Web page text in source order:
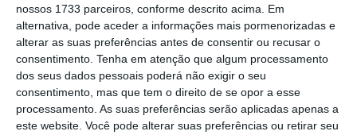
nossos 1733 parceiros, conforme descrito acima. Em
alternativa, pode aceder a informações mais pormenorizadas e
alterar as suas preferências antes de consentir ou recusar o
consentimento. Tenha em atenção que algum processamento
dos seus dados pessoais poderá não exigir o seu
consentimento, mas que tem o direito de se opor a esse
processamento. As suas preferências serão aplicadas apenas a
este website. Você pode alterar suas preferências ou retirar seu
Crescimento. Em causa estão duas metas:
um excedente orçamental estrutural de
0,25% do PIB e a aceleração do peso da dívida
pública, que atualmente supera os 130%.